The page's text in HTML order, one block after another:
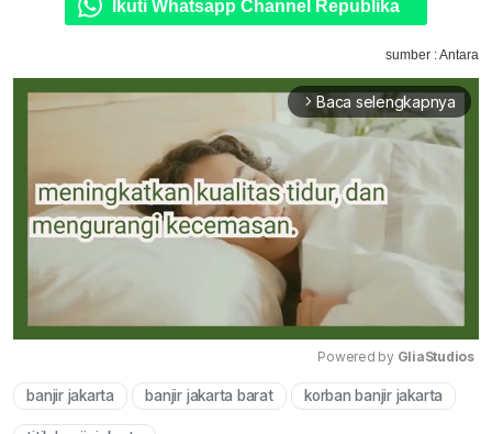
Ikuti Whatsapp Channel Republika
sumber : Antara
arrow_forward_ios Baca selengkapnya
Mute
Powered by GliaStudios
banjir jakarta banjir jakarta barat korban banjir jakarta